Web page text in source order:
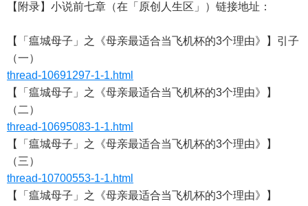
【附录】小说前七章（在「原创人生区」）链接地址：
【「瘟城母子」之《母亲最适合当飞机杯的3个理由》】引子
（一）
thread-10691297-1-1.html
【「瘟城母子」之《母亲最适合当飞机杯的3个理由》】
（二）
thread-10695083-1-1.html
【「瘟城母子」之《母亲最适合当飞机杯的3个理由》】
（三）
thread-10700553-1-1.html
【「瘟城母子」之《母亲最适合当飞机杯的3个理由》】